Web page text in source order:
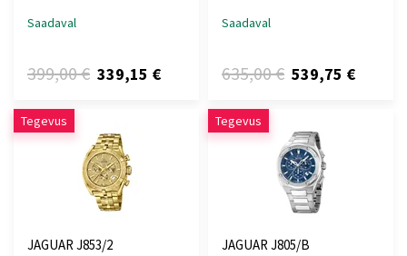
Saadaval
399,00 € 339,15 €
Saadaval
635,00 € 539,75 €
Tegevus
JAGUAR J853/2
Tegevus
JAGUAR J805/B